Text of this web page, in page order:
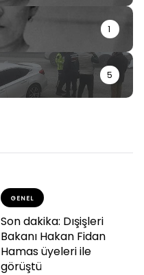
1
5
GENEL
Son dakika: Dışişleri
Bakanı Hakan Fidan
Hamas üyeleri ile
görüştü